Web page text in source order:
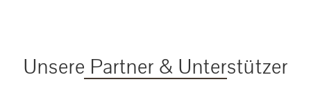
Unsere Partner & Unterstützer